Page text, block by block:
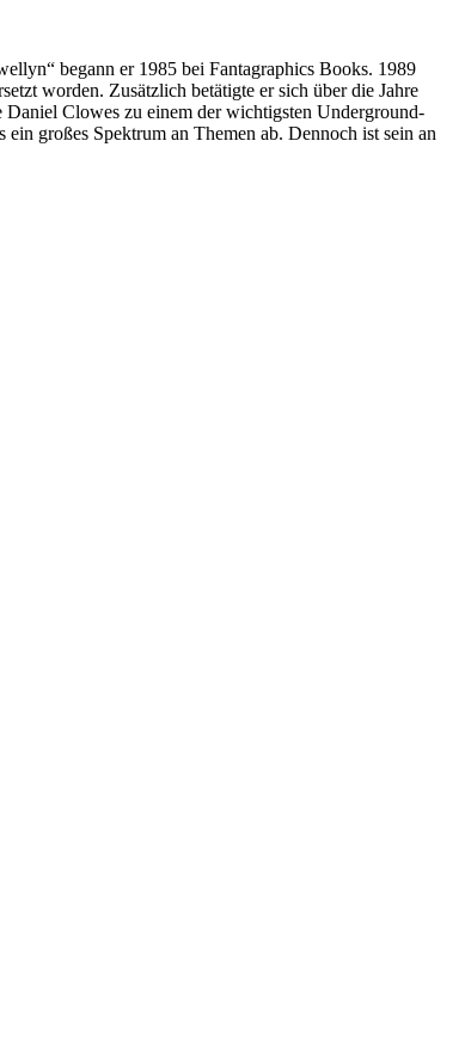
begann er 1985 bei Fantagraphics Books. 1989
worden. Zusätzlich betätigte er sich über die Jahre
Clowes zu einem der wichtigsten Underground-
großes Spektrum an Themen ab. Dennoch ist sein an